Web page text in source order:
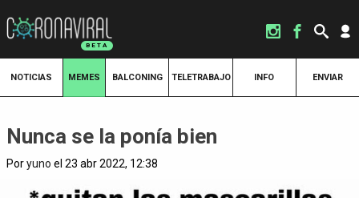
NOTICIAS MEMES BALCONING TELETRABAJO INFO ENVIAR
Nunca se la ponía bien
Poryuno el 23 abr 2022, 12:38